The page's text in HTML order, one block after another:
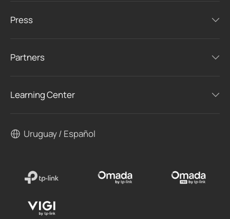
Press
Partners
Learning Center
Uruguay / Español